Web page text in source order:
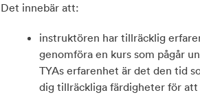
Det innebär att:
instruktören har tillräcklig
genomföra en kurs som pågår
TYAs erfarenhet är det den tid
dig tillräckliga färdigheter för att